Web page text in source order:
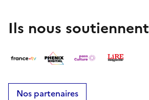
Ils nous soutiennent
Nos partenaires